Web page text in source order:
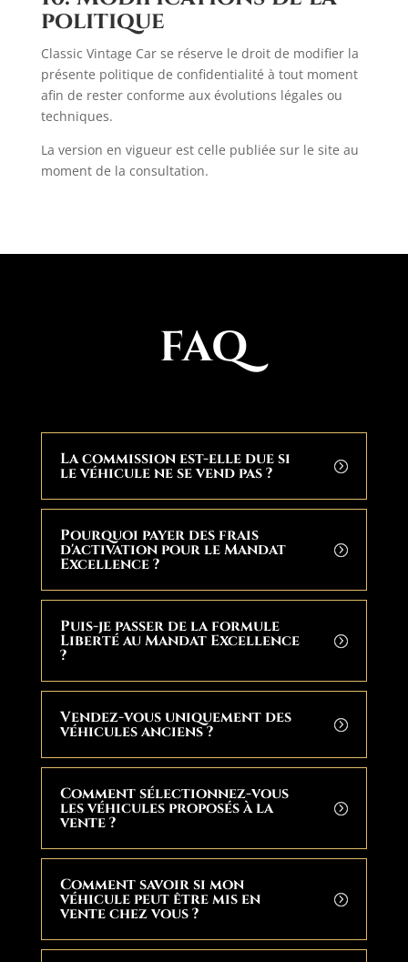
politique
Classic Vintage Car se réserve le droit de modifier la
présente politique de confidentialité à tout moment
afin de rester conforme aux évolutions légales ou
techniques.
La version en vigueur est celle publiée sur le site au
moment de la consultation.
FAQ
La commission est-elle due si
le véhicule ne se vend pas ?
Pourquoi payer des frais
d'activation pour le Mandat
Excellence ?
Puis-je passer de la formule
Liberté au Mandat Excellence
?
Vendez-vous uniquement des
véhicules anciens ?
Comment sélectionnez-vous
les véhicules proposés à la
vente ?
Comment savoir si mon
véhicule peut être mis en
vente chez vous ?